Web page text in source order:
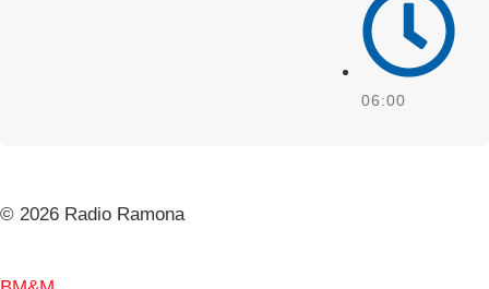
06:00
© 2026 Radio Ramona